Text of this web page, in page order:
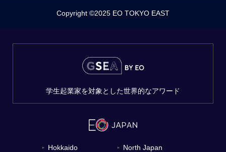
Copyright ©2025 EO TOKYO EAST
▼ Hokkaido ▼ North Japan
学生起業家を対象とした世界的なアワード